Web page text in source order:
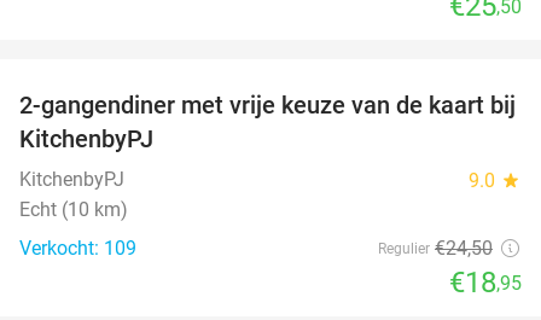
,50
23%
2-gangendiner met vrije keuze van de kaart bij
KitchenbyPJ
KitchenbyPJ 9.0 star
Echt (10 km)
Verkocht: 109
Regulier €24,50
€18,95